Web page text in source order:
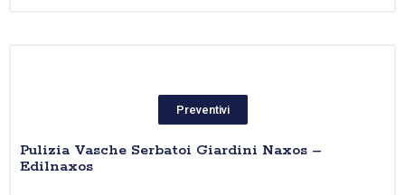
Preventivi
Pulizia Vasche Serbatoi Giardini Naxos –
Edilnaxos